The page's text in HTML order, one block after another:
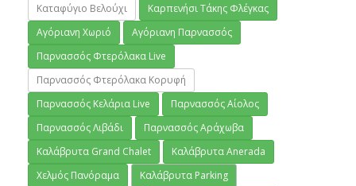
Καταφύγιο Βελούχι
Καρπενήσι Τάκης Φλέγκας
Αγόριανη Χωριό
Αγόριανη Παρνασσός
Παρνασσός Φτερόλακα Live
Παρνασσός Φτερόλακα Κορυφή
Παρνασσός Κελάρια Live
Παρνασσός Αίολος
Παρνασσός Λιβάδι
Παρνασσός Αράχωβα
Καλάβρυτα Grand Chalet
Καλάβρυτα Anerada
Χελμός Πανόραμα
Καλάβρυτα Parking